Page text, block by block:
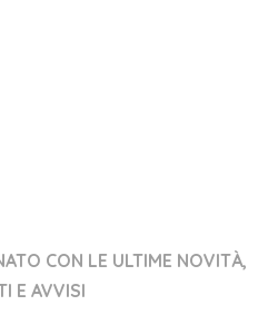
CON LE ULTIME NOVITÀ,
E AVVISI